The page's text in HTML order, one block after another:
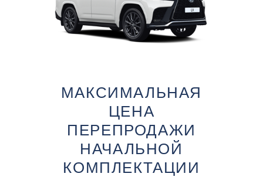
МАКСИМАЛЬНАЯ
ЦЕНА
ПЕРЕПРОДАЖИ
НАЧАЛЬНОЙ
КОМПЛЕКТАЦИИ